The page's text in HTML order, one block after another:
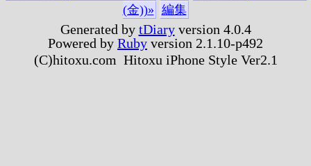
(金))» 編集
Generated by tDiaryversion 4.0.4
Powered by Ruby version 2.1.10-p492